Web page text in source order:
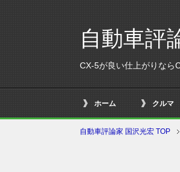
自動車評
CX-5が良い仕上がりなら
ホーム クルマ
自動車評論家 国沢光宏 TOP